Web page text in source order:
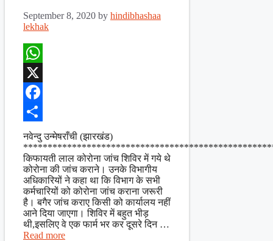
September 8, 2020 by hindibhashaa
lekhak
WhatsApp
X
Facebook
Share
नवेन्दु उन्मेषराँची (झारखंड)
किफायती लाल कोरोना जांच शिविर में गये थे
कोरोना की जांच कराने। उनके विभागीय
अधिकारियों ने कहा था कि विभाग के सभी
कर्मचारियों को कोरोना जांच कराना जरूरी
है। बगैर जांच कराए किसी को कार्यालय नहीं
आने दिया जाएगा। शिविर में बहुत भीड़
थी,इसलिए वे एक फार्म भर कर दूसरे दिन …
Read more